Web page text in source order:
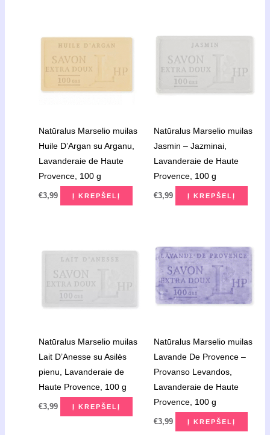
Natūralus Marselio muilas
Huile D’Argan su Arganu,
Lavanderaie de Haute
Provence, 100 g
€3,99 Į KREPŠELĮ
Natūralus Marselio muilas
Jasmin – Jazminai,
Lavanderaie de Haute
Provence, 100 g
€3,99 Į KREPŠELĮ
Natūralus Marselio muilas
Lait D’Anesse su Asilės
pienu, Lavanderaie de
Haute Provence, 100 g
€3,99 Į KREPŠELĮ
Natūralus Marselio muilas
Lavande De Provence –
Provanso Levandos,
Lavanderaie de Haute
Provence, 100 g
€3,99 Į KREPŠELĮ